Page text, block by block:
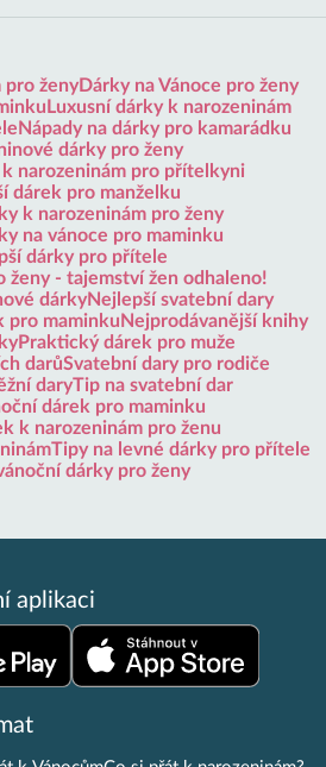
pro ženyDárky na Vánoce pro ženy
Luxusní dárky k narozeninám
Nápady na dárky pro kamarádku
dárky pro ženy
narozeninám pro přítelkyni
dárek pro manželku
k narozeninám pro ženy
na vánoce pro maminku
dárky pro přítele
ženy - tajemství žen odhaleno!
dárkyNejlepší svatební dary
pro maminku Nejprodávanější knihy
Praktický dárek pro muže
darůSvatební dary pro rodiče
daryTip na svatební dar
dárek pro maminku
k narozeninám pro ženu
Tipy na levné dárky pro přítele
dárky pro ženy
aplikaci